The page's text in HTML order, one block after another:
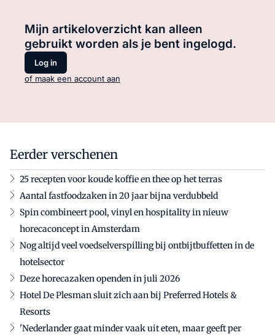
Mijn artikeloverzicht kan alleen
gebruikt worden als je bent ingelogd.
Log in
of maak een account aan
Eerder verschenen
25 recepten voor koude koffie en thee op het terras
Aantal fastfoodzaken in 20 jaar bijna verdubbeld
Spin combineert pool, vinyl en hospitality in nieuw
horecaconcept in Amsterdam
Nog altijd veel voedselverspilling bij ontbijtbuffetten in de
hotelsector
Deze horecazaken openden in juli 2026
Hotel De Plesman sluit zich aan bij Preferred Hotels &
Resorts
'Nederlander gaat minder vaak uit eten, maar geeft per